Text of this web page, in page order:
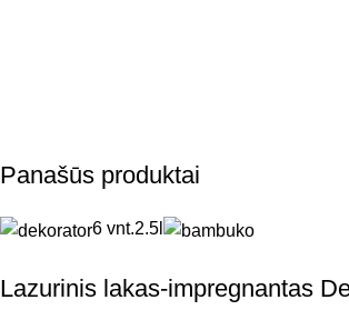
Panašūs produktai
6 vnt.2.5l
Lazurinis lakas-impregnantas